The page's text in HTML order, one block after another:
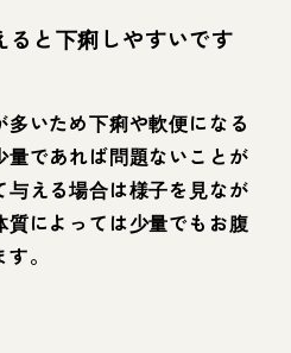
ると下痢しやすいです
いため下痢や軟便になる
量であれば問題ないことが
与える場合は様子を見なが
質によっては少量でもお腹
。